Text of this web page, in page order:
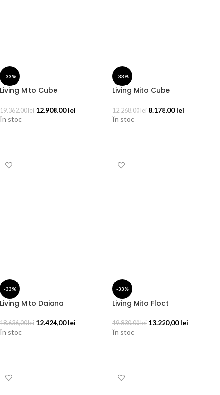
-33%
Living Mito Cube
19.362,00lei 12.908,00lei
În stoc
-33%
Living Mito Cube
12.268,00lei 8.178,00lei
În stoc
-33%
Living Mito Daiana
18.636,00lei 12.424,00lei
În stoc
-33%
Living Mito Float
19.830,00lei 13.220,00lei
În stoc